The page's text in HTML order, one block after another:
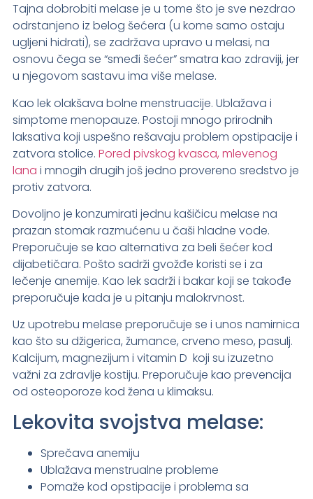
Tajna dobrobiti melase je u tome što je sve nezdrao
odrstanjeno iz belog šećera (u kome samo ostaju
ugljeni hidrati), se zadržava upravo u melasi, na
osnovu čega se “smeđi šećer” smatra kao zdraviji, jer
u njegovom sastavu ima više melase.
Kao lek olakšava bolne menstruacije. Ublažava i
simptome menopauze. Postoji mnogo prirodnih
laksativa koji uspešno rešavaju problem opstipacije i
zatvora stolice. Pored pivskog kvasca, mlevenog
lana i mnogih drugih još jedno provereno sredstvo je
protiv zatvora.
Dovoljno je konzumirati jednu kašičicu melase na
prazan stomak razmućenu u čaši hladne vode.
Preporučuje se kao alternativa za beli šećer kod
dijabetičara. Pošto sadrži gvožđe koristi se i za
lečenje anemije. Kao lek sadrži i bakar koji se takođe
preporučuje kada je u pitanju malokrvnost.
Uz upotrebu melase preporučuje se i unos namirnica
kao što su džigerica, žumance, crveno meso, pasulj.
Kalcijum, magnezijum i vitamin D koji su izuzetno
važni za zdravlje kostiju. Preporučuje kao prevencija
od osteoporoze kod žena u klimaksu.
Lekovita svojstva melase:
Sprečava anemiju
Ublažava menstrualne probleme
Pomaže kod opstipacije i problema sa